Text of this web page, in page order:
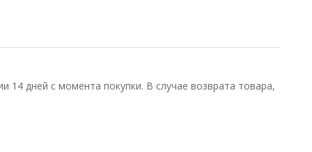
дней с момента покупки. В случае возврата товара,